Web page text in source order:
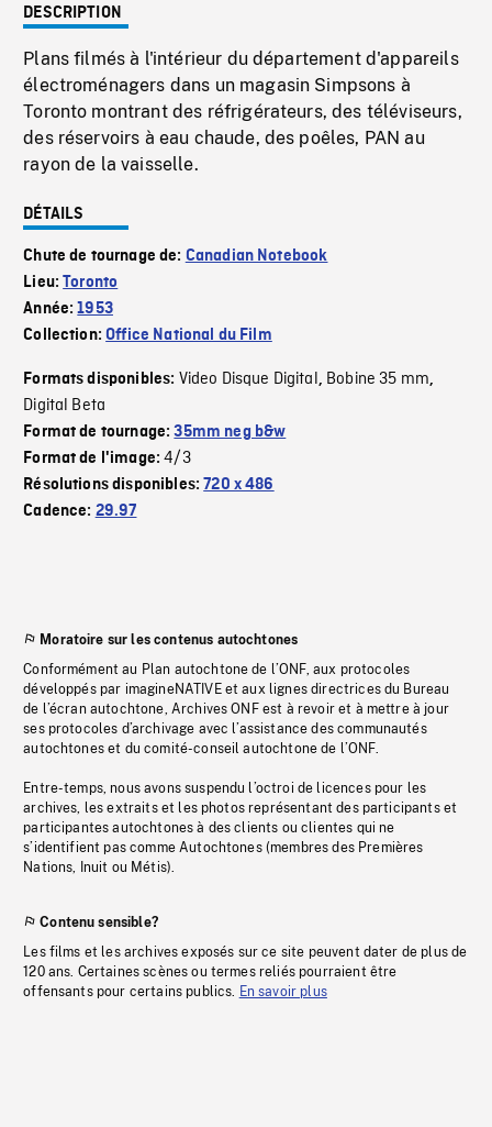
DESCRIPTION
Plans filmés à l'intérieur du département d'appareils
électroménagers dans un magasin Simpsons à
Toronto montrant des réfrigérateurs, des téléviseurs,
des réservoirs à eau chaude, des poêles, PAN au
rayon de la vaisselle.
DÉTAILS
Chute de tournage de: Canadian Notebook
Lieu:Toronto
Année:1953
Collection:Office National du Film
Formats disponibles: Video Disque Digital, Bobine 35 mm,
Digital Beta
Format de tournage:35mm neg b&w
Format de l'image:4/3
Résolutions disponibles:720 x 486
Cadence: 29.97
Moratoire sur les contenus autochtones
Conformément au Plan autochtone de l’ONF, aux protocoles
développés par imagineNATIVE et aux lignes directrices du Bureau
de l’écran autochtone, Archives ONF est à revoir et à mettre à jour
ses protocoles d’archivage avec l’assistance des communautés
autochtones et du comité-conseil autochtone de l’ONF.
Entre-temps, nous avons suspendu l’octroi de licences pour les
archives, les extraits et les photos représentant des participants et
participantes autochtones à des clients ou clientes qui ne
s’identifient pas comme Autochtones (membres des Premières
Nations, Inuit ou Métis).
Contenu sensible?
Les films et les archives exposés sur ce site peuvent dater de plus de
120 ans. Certaines scènes ou termes reliés pourraient être
offensants pour certains publics. En savoir plus